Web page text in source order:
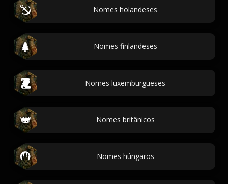
Nomes holandeses
Nomes finlandeses
Nomes luxemburgueses
Nomes britânicos
Nomes húngaros